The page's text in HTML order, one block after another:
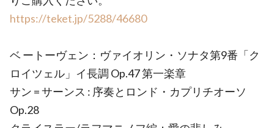
https://teket.jp/5288/46680
ベ ートーヴェン：ヴァイオリン・ソナタ第9番「ク
ロイツェル」イ長調 Op.47 第一楽章
サン = サーンス : 序奏とロンド・カプリチオーソ
Op.28